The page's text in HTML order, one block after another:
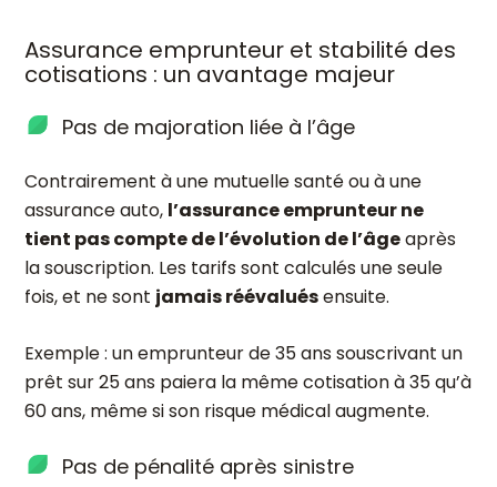
Assurance emprunteur et stabilité des
cotisations : un avantage majeur
Pas de majoration liée à l’âge
Contrairement à une mutuelle santé ou à une
assurance auto, l’assurance emprunteur ne
tient pas compte de l’évolution de l’âgeaprès
la souscription. Les tarifs sont calculés une seule
fois, et ne sont jamais réévaluésensuite.
Exemple : un emprunteur de 35 ans souscrivant un
prêt sur 25 ans paiera la même cotisation à 35 qu’à
60 ans, même si son risque médical augmente.
Pas de pénalité après sinistre